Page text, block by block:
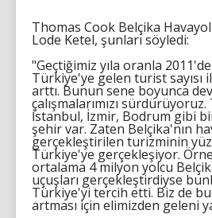
Thomas Cook Belçika
Lode Ketel, şunları söyledi:
"Geçtiğimiz yıla oranla
Türkiye'ye gelen turist sayısı
arttı. Bunun sene boyunca
çalışmalarımızı
İstanbul, İzmir, Bodrum gibi
şehir var. Zaten Belçika'nın
gerçekleştirilen turizminin
Türkiye'ye gerçekleşiyor.
ortalama 4 milyon yolcu
uçuşları gerçekleştirdiyse
Türkiye'yi tercih etti. Biz de bu
artması için elimizden geleni